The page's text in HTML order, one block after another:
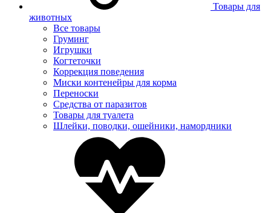
Товары для
животных
Все товары
Груминг
Игрушки
Когтеточки
Коррекция поведения
Миски контенейры для корма
Переноски
Средства от паразитов
Товары для туалета
Шлейки, поводки, ошейники, намордники